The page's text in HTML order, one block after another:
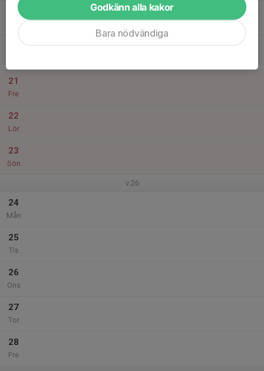
19
21
Fre
22
Lör
23
Sön
v.26
24
Mån
25
Tis
26
Ons
27
Tor
28
Fre
Godkänn alla kakor
Bara nödvändiga